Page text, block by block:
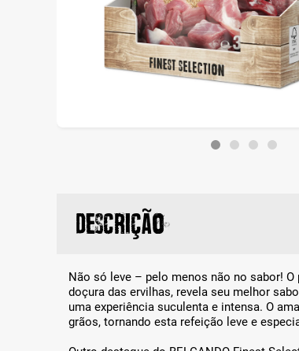
Descrição
Não só leve – pelo menos não no sabor!
doçura das ervilhas, revela seu melhor
uma experiência suculenta e intensa. O
grãos, tornando esta refeição leve e